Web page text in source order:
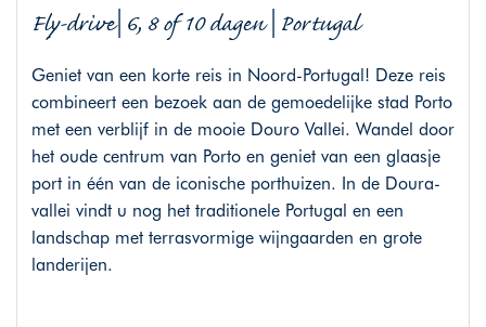
Fly-drive| 6, 8 of 10 dagen | Portugal
Geniet van een korte reis in Noord-Portugal! Deze reis
combineert een bezoek aan de gemoedelijke stad Porto
met een verblijf in de mooie Douro Vallei. Wandel door
het oude centrum van Porto en geniet van een glaasje
port in één van de iconische porthuizen. In de Doura-
vallei vindt u nog het traditionele Portugal en een
landschap met terrasvormige wijngaarden en grote
landerijen.